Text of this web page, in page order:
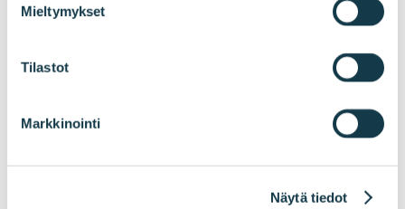
Mieltymykset
Tilastot
Markkinointi
Näytä tiedot